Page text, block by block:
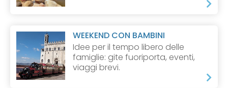
WEEKEND CON BAMBINI
Idee per il tempo libero delle
famiglie: gite fuoriporta, eventi,
viaggi brevi.